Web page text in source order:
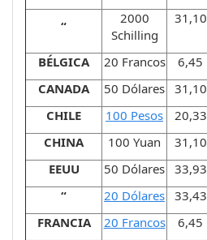
“
2000
Schilling
31,10
BÉLGICA 20 Francos 6,45
CANADA
50 Dólares 31,10
CHILE
100 Pesos 20,33
CHINA
100 Yuan 31,10
EEUU
50 Dólares 33,93
“
20 Dólares 33,43
FRANCIA
20 Francos 6,45